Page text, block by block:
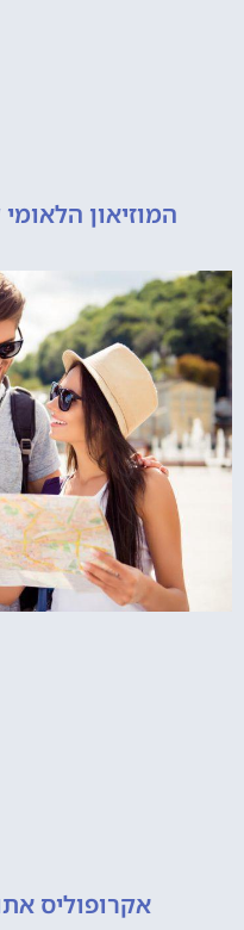
הלאומי
אקרופוליס אתונה